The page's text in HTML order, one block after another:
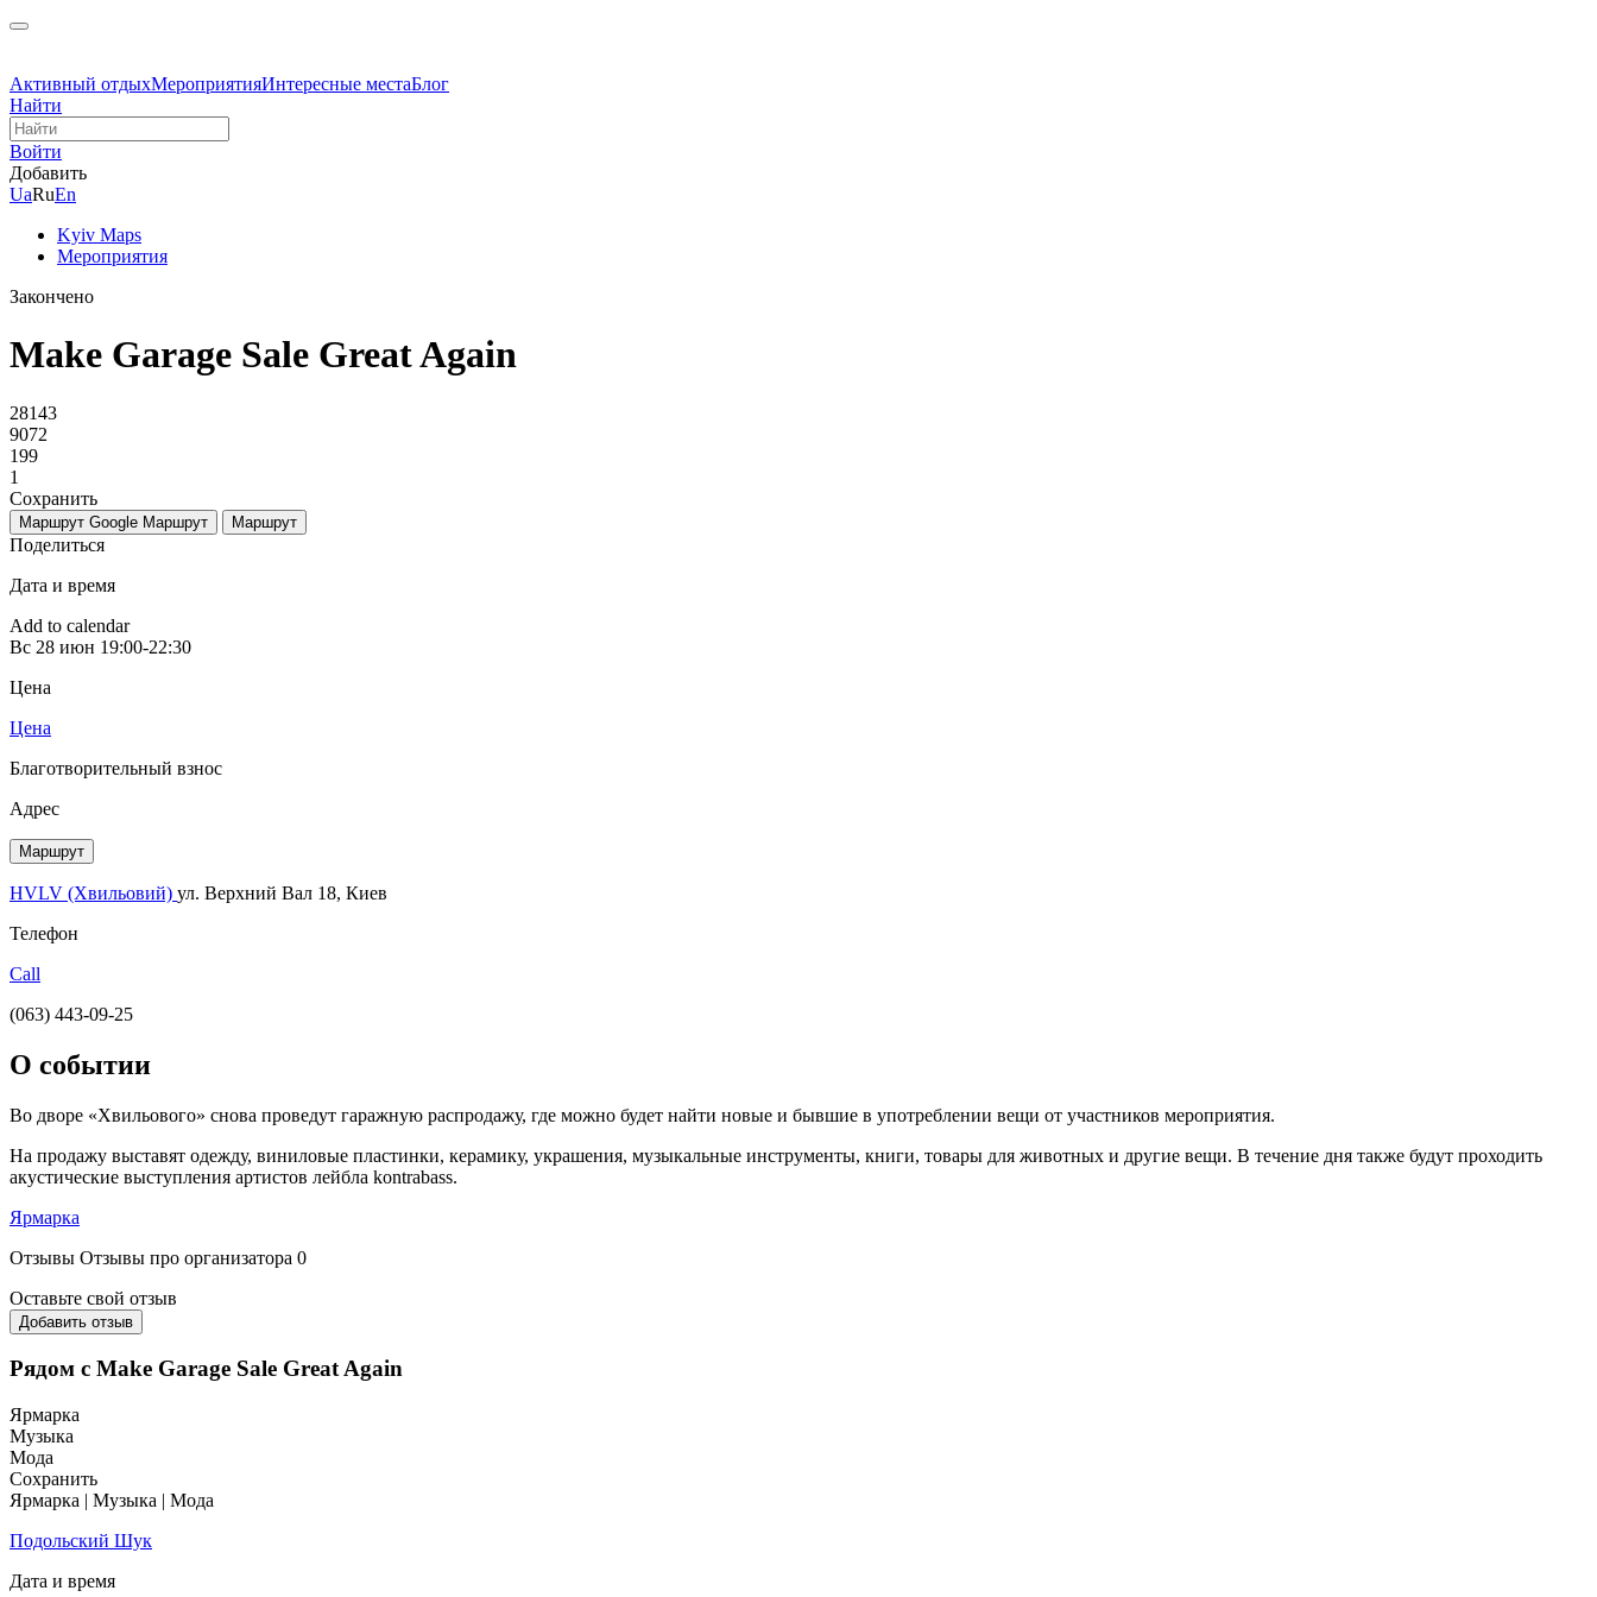
Активный отдыхМероприятияИнтересные местаБлог
Найти
Войти
Добавить
UaRuEn
Kyiv Maps
Мероприятия
Закончено
Make Garage Sale Great Again
28143
9072
199
1
Сохранить
Маршрут Google Маршрут Маршрут
Поделиться
Дата и время
Add to calendar
Вс 28 июн 19:00-22:30
Цена
Цена
Благотворительный взнос
Адрес
Маршрут
HVLV (Хвильовий) ул. Верхний Вал 18, Киев
Телефон
Call
(063) 443-09-25
О событии
Во дворе «Хвильового» снова проведут гаражную распродажу, где можно будет найти новые и бывшие в употреблении вещи от участников мероприятия.
На продажу выставят одежду, виниловые пластинки, керамику, украшения, музыкальные инструменты, книги, товары для животных и другие вещи. В течение дня также будут проходить
акустические выступления артистов лейбла kontrabass.
Ярмарка
Отзывы Отзывы про организатора 0
Оставьте свой отзыв
Добавить отзыв
Рядом с Make Garage Sale Great Again
Ярмарка
Музыка
Мода
Сохранить
Ярмарка | Музыка | Мода
Подольский Шук
Дата и время